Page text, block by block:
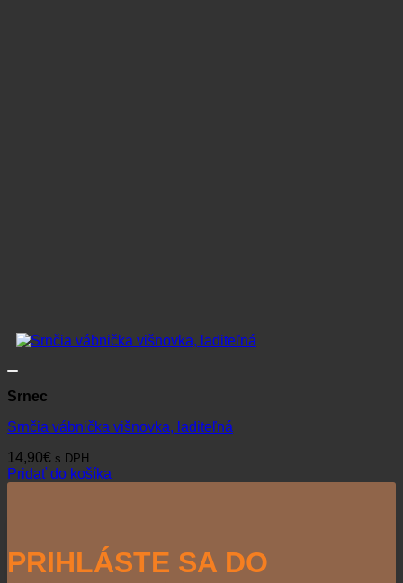
Srnec
Srnčia vábnička višnovka, laditeľná
14,90€ s DPH
Pridať do košíka
PRIHLÁSTE SA DO